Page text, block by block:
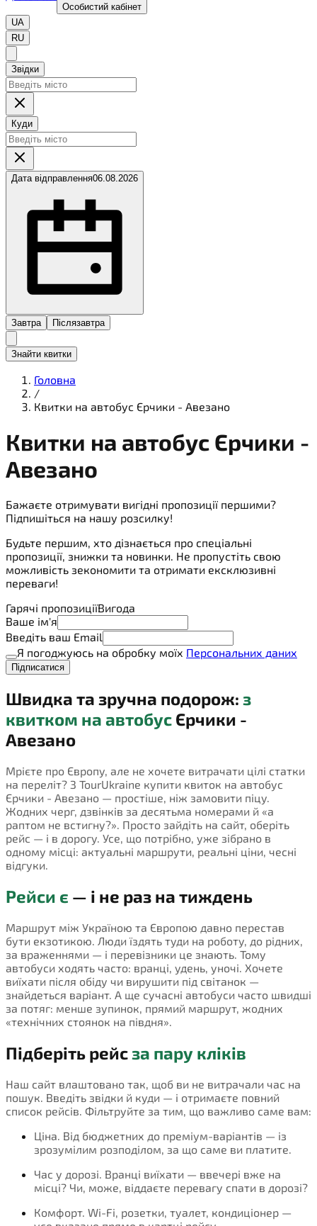
Особистий кабінет
UA
RU
Звідки
Куди
Дата відправлення06.08.2026
Завтра Післязавтра
Знайти квитки
Головна
/
Квитки на автобус Єрчики - Авезано
Квитки на автобус Єрчики -
Авезано
Бажаєте отримувати вигідні пропозиції першими?
Підпишіться на нашу розсилку!
Будьте першим, хто дізнається про спеціальні
пропозиції, знижки та новинки. Не пропустіть свою
можливість зекономити та отримати ексклюзивні
переваги!
Гарячі пропозиціїВигода
Ваше ім'я
Введіть ваш Email
Я погоджуюсь на обробку моїх Персональних даних
Підписатися
Швидка та зручна подорож: з
квитком на автобус Єрчики -
Авезано
Мрієте про Європу, але не хочете витрачати цілі статки
на переліт? З TourUkraine купити квиток на автобус
Єрчики - Авезано — простіше, ніж замовити піцу.
Жодних черг, дзвінків за десятьма номерами й «а
раптом не встигну?». Просто зайдіть на сайт, оберіть
рейс — і в дорогу. Усе, що потрібно, уже зібрано в
одному місці: актуальні маршрути, реальні ціни, чесні
відгуки.
Рейси є — і не раз на тиждень
Маршрут між Україною та Європою давно перестав
бути екзотикою. Люди їздять туди на роботу, до рідних,
за враженнями — і перевізники це знають. Тому
автобуси ходять часто: вранці, удень, уночі. Хочете
виїхати після обіду чи вирушити під світанок —
знайдеться варіант. А ще сучасні автобуси часто швидші
за потяг: менше зупинок, прямий маршрут, жодних
«технічних стоянок на півдня».
Підберіть рейсза пару кліків
Наш сайт влаштовано так, щоб ви не витрачали час на
пошук. Введіть звідки й куди — і отримаєте повний
список рейсів. Фільтруйте за тим, що важливо саме вам:
Ціна. Від бюджетних до преміум-варіантів — із
зрозумілим розподілом, за що саме ви платите.
Час у дорозі. Вранці виїхати — ввечері вже на
місці? Чи, може, віддаєте перевагу спати в дорозі?
Комфорт. Wi-Fi, розетки, туалет, кондиціонер —